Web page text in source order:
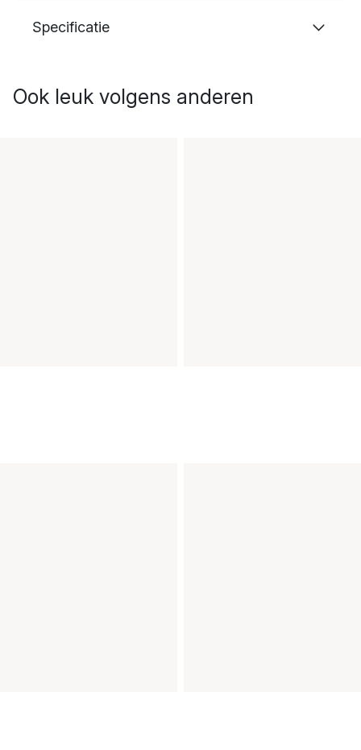
Specificatie
Ook leuk volgens anderen